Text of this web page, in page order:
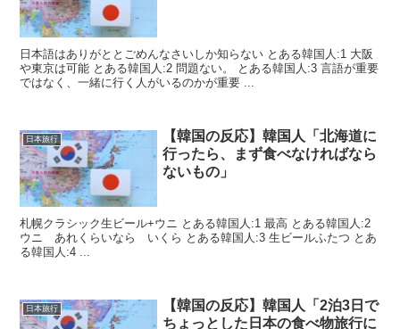
日本語はありがととごめんなさいしか知らない とある韓国人:1 大阪
や東京は可能 とある韓国人:2 問題ない。 とある韓国人:3 言語が重要
ではなく、一緒に行く人がいるのかが重要 ...
日本旅行
【韓国の反応】韓国人「北海道に
行ったら、まず食べなければなら
ないもの」
札幌クラシック生ビール+ウニ とある韓国人:1 最高 とある韓国人:2
ウニ あれくらいなら いくら とある韓国人:3 生ビールふたつ とあ
る韓国人:4 ...
日本旅行
【韓国の反応】韓国人「2泊3日で
ちょっとした日本の食べ物旅行に